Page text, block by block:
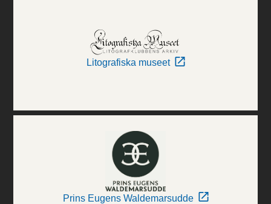
Litografiska museet
Prins Eugens Waldemarsudde